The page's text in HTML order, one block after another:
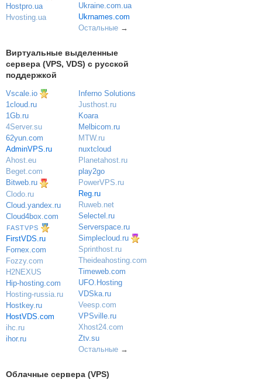
Hostpro.ua
Hvosting.ua
Ukraine.com.ua
Ukrnames.com
Остальные→
Виртуальные выделенные
сервера (VPS, VDS) с русской
поддержкой
Vscale.io
1cloud.ru
1Gb.ru
4Server.su
62yun.com
AdminVPS.ru
Ahost.eu
Beget.com
Bitweb.ru
Clodo.ru
Cloud.yandex.ru
Cloud4box.com
FASTVPS
FirstVDS.ru
Fornex.com
Fozzy.com
H2NEXUS
Hip-hosting.com
Hosting-russia.ru
Hostkey.ru
HostVDS.com
ihc.ru
ihor.ru
Inferno Solutions
Justhost.ru
Koara
Melbicom.ru
MTW.ru
nuxtcloud
Planetahost.ru
play2go
PowerVPS.ru
Reg.ru
Ruweb.net
Selectel.ru
Serverspace.ru
Simplecloud.ru
Sprinthost.ru
Theideahosting.com
Timeweb.com
UFO.Hosting
VDSka.ru
Veesp.com
VPSville.ru
Xhost24.com
Ztv.su
Остальные→
Облачные сервера (VPS)